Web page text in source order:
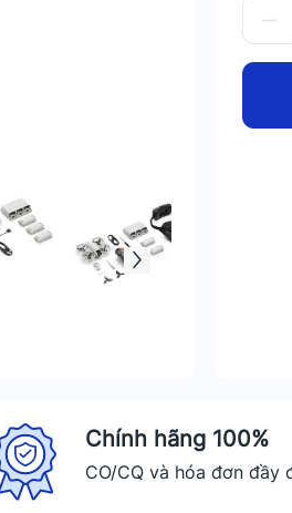
Chính hãng 100%
CO/CQ và hóa đơn đầy